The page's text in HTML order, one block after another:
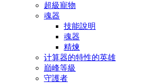
超級寵物
魂器
技能說明
魂器
精煉
计算器的特性的英雄
巔峰等級
守護者